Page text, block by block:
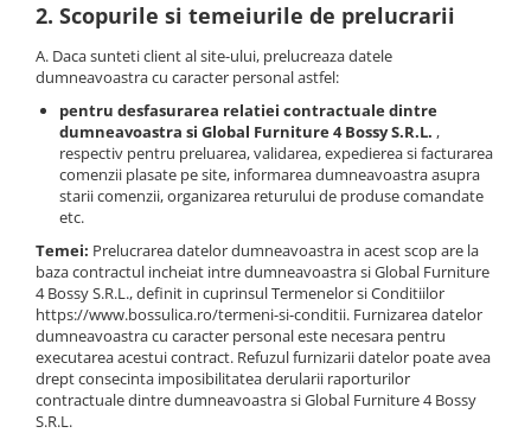
2. Scopurile si temeiurile de prelucrarii
A. Daca sunteti client al site-ului, prelucreaza datele
dumneavoastra cu caracter personal astfel:
pentru desfasurarea relatiei contractuale dintre
dumneavoastra si Global Furniture 4 Bossy S.R.L. ,
respectiv pentru preluarea, validarea, expedierea si facturarea
comenzii plasate pe site, informarea dumneavoastra asupra
starii comenzii, organizarea returului de produse comandate
etc.
Temei: Prelucrarea datelor dumneavoastra in acest scop are la
baza contractul incheiat intre dumneavoastra si Global Furniture
4 Bossy S.R.L., definit in cuprinsul Termenelor si Conditiilor
https://www.bossulica.ro/termeni-si-conditii. Furnizarea datelor
dumneavoastra cu caracter personal este necesara pentru
executarea acestui contract. Refuzul furnizarii datelor poate avea
drept consecinta imposibilitatea derularii raporturilor
contractuale dintre dumneavoastra si Global Furniture 4 Bossy
S.R.L.